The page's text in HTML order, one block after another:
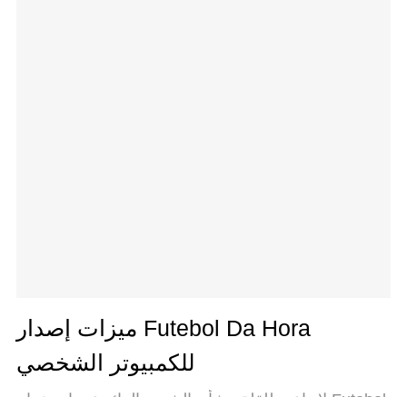
ميزات إصدار Futebol Da Hora
للكمبيوتر الشخصي